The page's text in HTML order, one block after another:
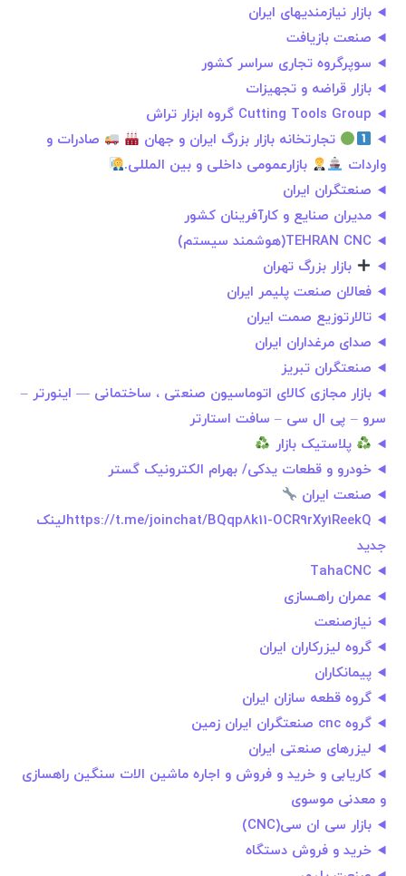
بازار نیازمندیهای ایران
صنعت بازیافت
سوپرگروه تجاری سراسر کشور
بازار قراضه و‌ تجهیزات
Cutting Tools Group گروه ابزار تراش
تجارتخانه بازار بزرگ ایران و جهان
صادرات و
واردات
بازارعمومی داخلی و بین المللی.
صنعتگران ایران
مدیران صنایع و کارآفرینان کشور
TEHRAN CNC(هوشمند سیستم)
بازار بزرگ تهران
فعالان صنعت پلیمر ایران
تالارتوزیع صمت ایران
صدای مرغداران ایران
صنعتگران تبریز
بازار مجازی کالای اتوماسیون صنعتی ، ساختمانی — اینورتر –
سرو – پی ال سی – سافت استارتر
پلاستیک‌ بازار‌
خودرو و قطعات یدکی/ بهرام الکترونیک گستر
صنعت ایران
https://t.me/joinchat/BQqp8k11-OCR9rXy1ReekQلینک
جدید
TahaCNC
عمران راهـسازى
نیازصنعت
گروه لیزرکاران ایران
پیمانکاران
گروه قطعه سازان ایران
گروه cnc صنعتگران ایران زمین
لیزرهای صنعتی ایران
کاریابی و خرید و فروش و اجاره ماشین الات سنگین راهسازی
و معدنی موسوی
بازار سی ان سی(CNC)
خرید و فروش دستگاه